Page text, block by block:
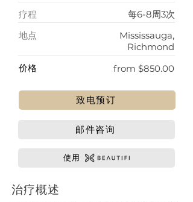
​疗程
每6-8周3次
地点
Mississauga,
Richmond
​价格
from $850.00
致电预订
邮件咨询
使用
治疗概述